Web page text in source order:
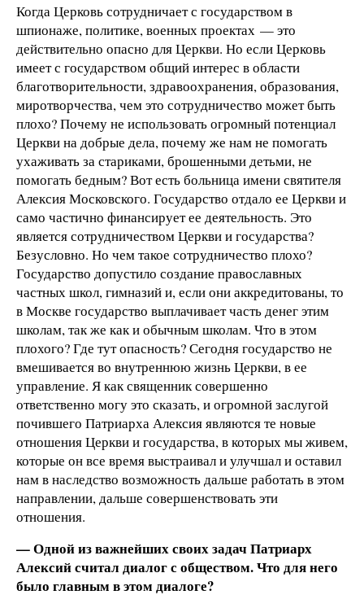
Когда Церковь сотрудничает с государством в
шпионаже, политике, военных проектах — это
действительно опасно для Церкви. Но если Церковь
имеет с государством общий интерес в области
благотворительности, здравоохранения, образования,
миротворчества, чем это сотрудничество может быть
плохо? Почему не использовать огромный потенциал
Церкви на добрые дела, почему же нам не помогать
ухаживать за стариками, брошенными детьми, не
помогать бедным? Вот есть больница имени святителя
Алексия Московского. Государство отдало ее Церкви и
само частично финансирует ее деятельность. Это
является сотрудничеством Церкви и государства?
Безусловно. Но чем такое сотрудничество плохо?
Государство допустило создание православных
частных школ, гимназий и, если они аккредитованы, то
в Москве государство выплачивает часть денег этим
школам, так же как и обычным школам. Что в этом
плохого? Где тут опасность? Сегодня государство не
вмешивается во внутреннюю жизнь Церкви, в ее
управление. Я как священник совершенно
ответственно могу это сказать, и огромной заслугой
почившего Патриарха Алексия являются те новые
отношения Церкви и государства, в которых мы живем,
которые он все время выстраивал и улучшал и оставил
нам в наследство возможность дальше работать в этом
направлении, дальше совершенствовать эти
отношения.
— Одной из важнейших своих задач Патриарх
Алексий считал диалог с обществом. Что для него
было главным в этом диалоге?